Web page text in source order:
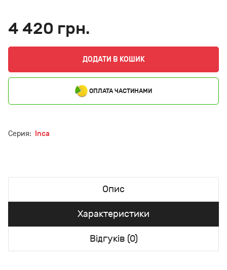
4 420 грн.
ДОДАТИ В КОШИК
ОПЛАТА ЧАСТИНАМИ
Серия: Inca
Опис
Характеристики
Відгуків (0)